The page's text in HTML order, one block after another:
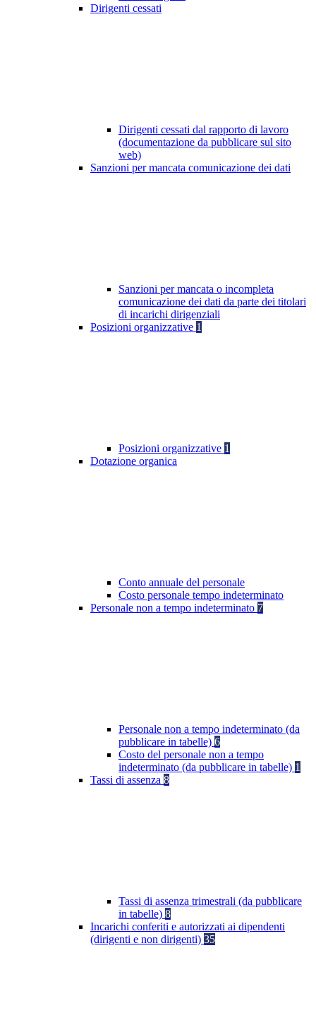
Dirigenti cessati
Dirigenti cessati dal rapporto di lavoro
(documentazione da pubblicare sul sito
web)
Sanzioni per mancata comunicazione dei dati
Sanzioni per mancata o incompleta
comunicazione dei dati da parte dei titolari
di incarichi dirigenziali
Posizioni organizzative 1
Posizioni organizzative 1
Dotazione organica
Conto annuale del personale
Costo personale tempo indeterminato
Personale non a tempo indeterminato 7
Personale non a tempo indeterminato (da
pubblicare in tabelle) 6
Costo del personale non a tempo
indeterminato (da pubblicare in tabelle) 1
Tassi di assenza 8
Tassi di assenza trimestrali (da pubblicare
in tabelle) 8
Incarichi conferiti e autorizzati ai dipendenti
(dirigenti e non dirigenti) 35